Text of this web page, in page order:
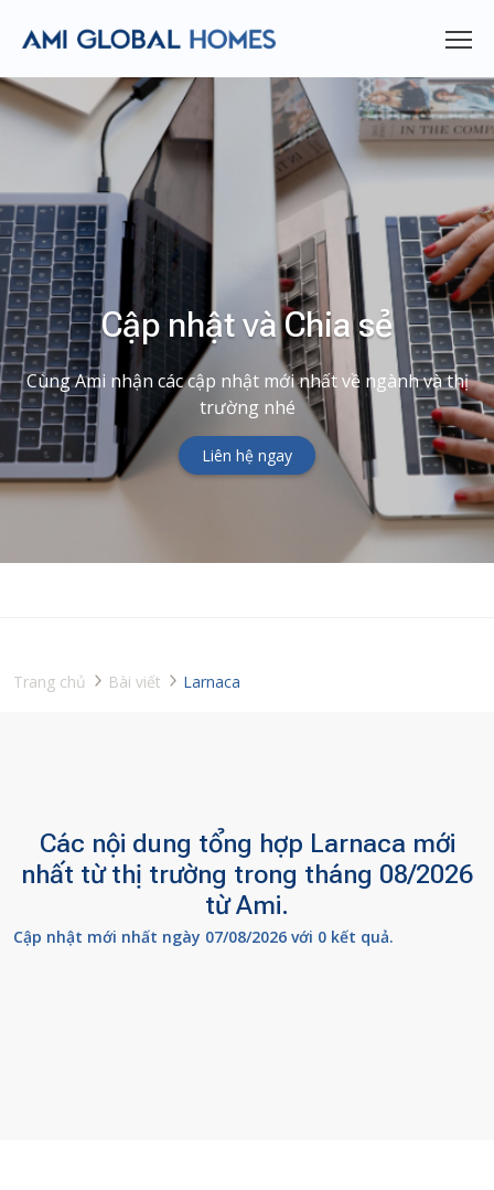
Cập nhật và Chia sẻ
Cùng Ami nhận các cập nhật mới nhất về ngành và thị
trường nhé
Liên hệ ngay
Trang chủ Bài viết Larnaca
Các nội dung tổng hợp Larnaca mới
nhất từ thị trường trong tháng 08/2026
từ Ami.
Cập nhật mới nhất ngày 07/08/2026 với 0 kết quả.